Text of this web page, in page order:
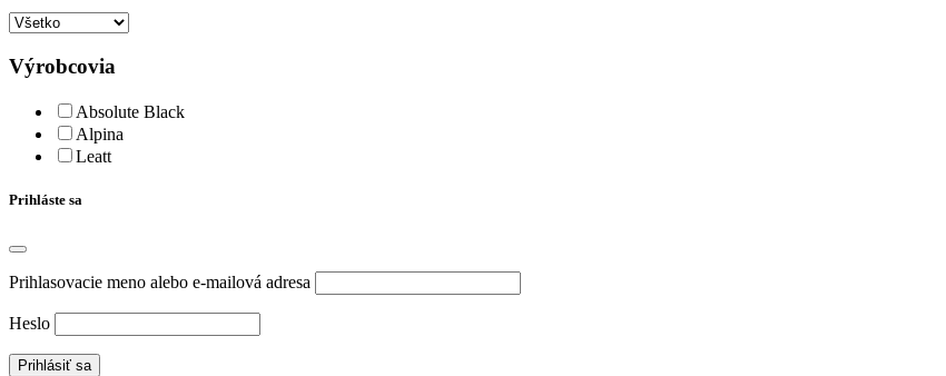
Výrobcovia
Absolute Black
Alpina
Leatt
Prihláste sa
Prihlasovacie meno alebo e-mailová adresa
Heslo